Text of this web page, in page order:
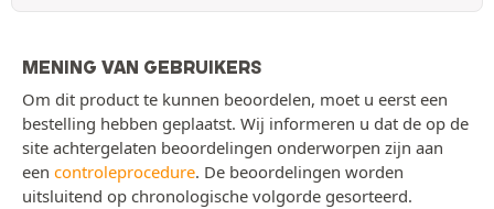
MENING VAN GEBRUIKERS
Om dit product te kunnen beoordelen, moet u eerst een
bestelling hebben geplaatst. Wij informeren u dat de op de
site achtergelaten beoordelingen onderworpen zijn aan
een controleprocedure. De beoordelingen worden
uitsluitend op chronologische volgorde gesorteerd.